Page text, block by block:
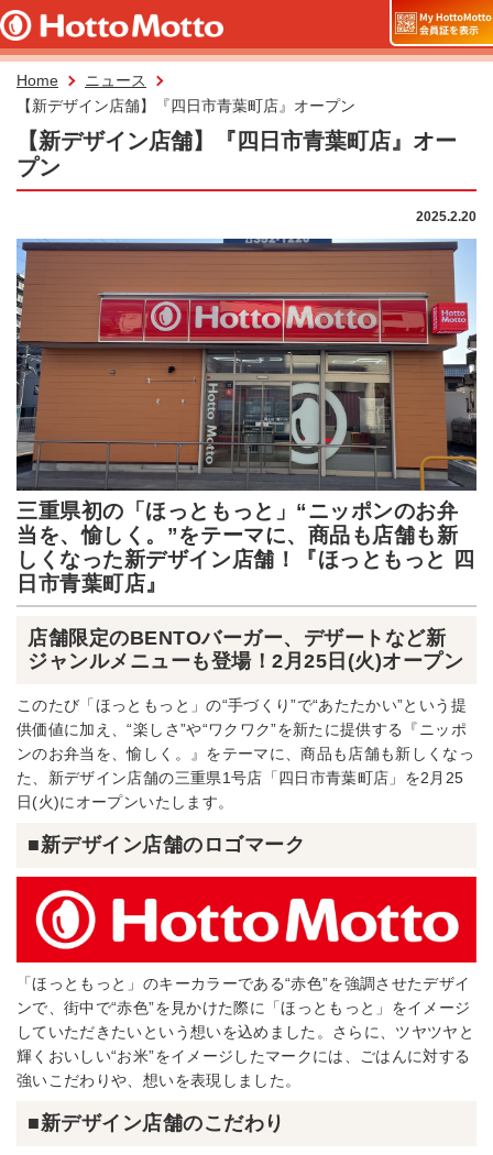
Home
ニュース
【新デザイン店舗】『四日市青葉町店』オープン
【新デザイン店舗】『四日市青葉町店』オー
プン
2025.2.20
三重県初の「ほっともっと」“ニッポンのお弁
当を、愉しく。”をテーマに、商品も店舗も新
しくなった新デザイン店舗！『ほっともっと 四
日市青葉町店』
店舗限定のBENTOバーガー、デザートなど新
ジャンルメニューも登場！2月25日(火)オープン
このたび「ほっともっと」の“手づくり”で“あたたかい”という提
供価値に加え、“楽しさ”や“ワクワク”を新たに提供する『ニッポ
ンのお弁当を、愉しく。』をテーマに、商品も店舗も新しくなっ
た、新デザイン店舗の三重県1号店「四日市青葉町店」を2月25
日(火)にオープンいたします。
■新デザイン店舗のロゴマーク
「ほっともっと」のキーカラーである“赤色”を強調させたデザイ
ンで、街中で“赤色”を見かけた際に「ほっともっと」をイメージ
していただきたいという想いを込めました。さらに、ツヤツヤと
輝くおいしい“お米”をイメージしたマークには、ごはんに対する
強いこだわりや、想いを表現しました。
■新デザイン店舗のこだわり